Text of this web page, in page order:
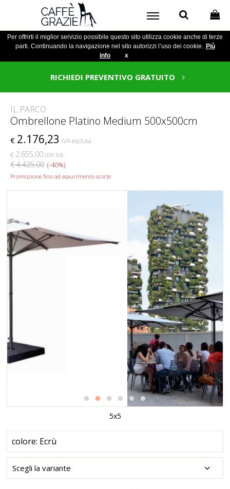
Per offrirti il miglior servizio possibile questo sito utilizza cookie anche di terze
parti. Continuando la navigazione nel sito autorizzi l’uso dei cookie. Più
info
x
RICHIEDI PREVENTIVO GRATUITO
IL PARCO
Ombrellone Platino Medium 500x500cm
€ 2.176,23 IVA esclusa
€ 2.655,00con iva
€ 4.425,00 (-40%)
Promozione fino ad esaurimento scorte
5x5
colore: Ecrù